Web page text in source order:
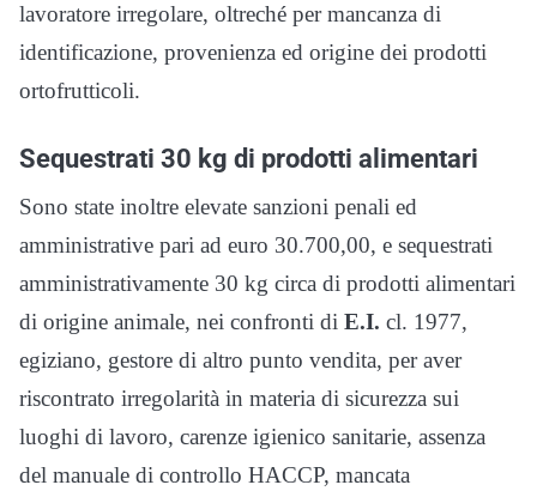
lavoratore irregolare, oltreché per mancanza di
identificazione, provenienza ed origine dei prodotti
ortofrutticoli.
Sequestrati 30 kg di prodotti alimentari
Sono state inoltre elevate sanzioni penali ed
amministrative pari ad euro 30.700,00, e sequestrati
amministrativamente 30 kg circa di prodotti alimentari
di origine animale, nei confronti di E.I. cl. 1977,
egiziano, gestore di altro punto vendita, per aver
riscontrato irregolarità in materia di sicurezza sui
luoghi di lavoro, carenze igienico sanitarie, assenza
del manuale di controllo HACCP, mancata